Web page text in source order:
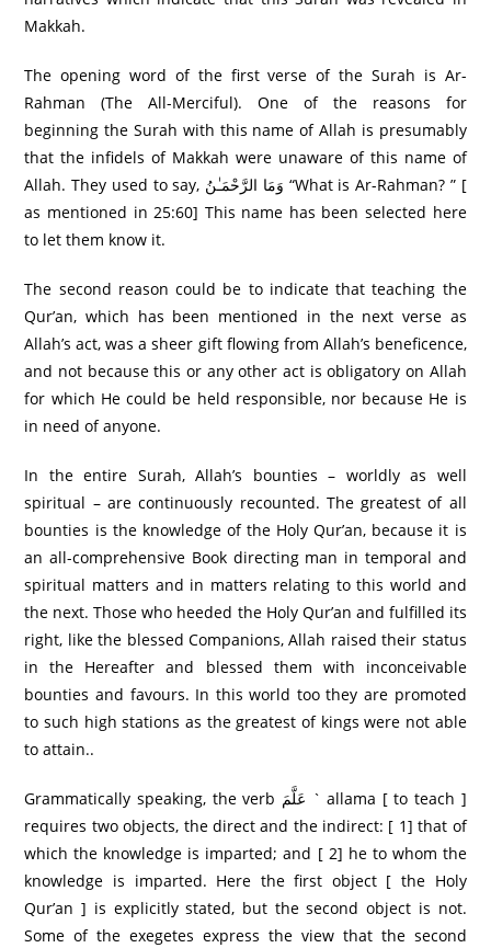
Makkah.
The opening word of the first verse of the Surah is Ar-
Rahman (The All-Merciful). One of the reasons for
beginning the Surah with this name of Allah is presumably
that the infidels of Makkah were unaware of this name of
Allah. They used to say, وَمَا الرَّ‌حْمَـٰنُ “What is Ar-Rahman? ” [
as mentioned in 25:60] This name has been selected here
to let them know it.
The second reason could be to indicate that teaching the
Qur’an, which has been mentioned in the next verse as
Allah’s act, was a sheer gift flowing from Allah’s beneficence,
and not because this or any other act is obligatory on Allah
for which He could be held responsible, nor because He is
in need of anyone.
In the entire Surah, Allah’s bounties – worldly as well
spiritual – are continuously recounted. The greatest of all
bounties is the knowledge of the Holy Qur’an, because it is
an all-comprehensive Book directing man in temporal and
spiritual matters and in matters relating to this world and
the next. Those who heeded the Holy Qur’an and fulfilled its
right, like the blessed Companions, Allah raised their status
in the Hereafter and blessed them with inconceivable
bounties and favours. In this world too they are promoted
to such high stations as the greatest of kings were not able
to attain..
Grammatically speaking, the verb عَلَّمَ ` allama [ to teach ]
requires two objects, the direct and the indirect: [ 1] that of
which the knowledge is imparted; and [ 2] he to whom the
knowledge is imparted. Here the first object [ the Holy
Qur’an ] is explicitly stated, but the second object is not.
Some of the exegetes express the view that the second